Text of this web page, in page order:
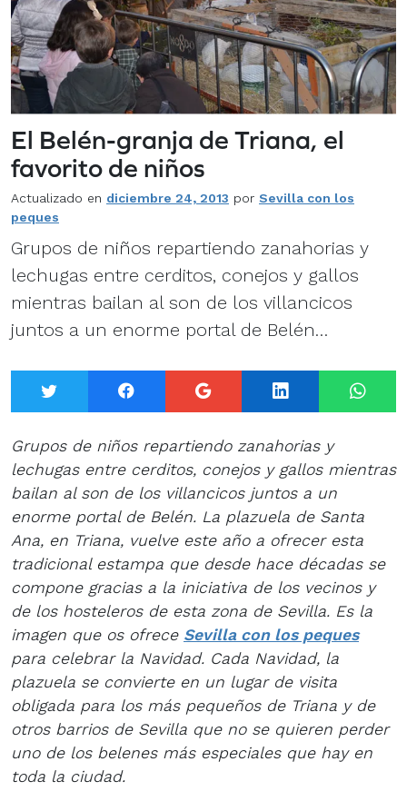
El Belén-granja de Triana, el
favorito de niños
Actualizado en diciembre 24, 2013 por Sevilla con los
peques
Grupos de niños repartiendo zanahorias y
lechugas entre cerditos, conejos y gallos
mientras bailan al son de los villancicos
juntos a un enorme portal de Belén…
Twitter Facebook Google+ LinkedIn
Grupos de niños repartiendo zanahorias y
lechugas entre cerditos, conejos y gallos mientras
bailan al son de los villancicos juntos a un
enorme portal de Belén. La plazuela de Santa
Ana, en Triana, vuelve este año a ofrecer esta
tradicional estampa que desde hace décadas se
compone gracias a la iniciativa de los vecinos y
de los hosteleros de esta zona de Sevilla. Es la
imagen que os ofrece Sevilla con los peques
para celebrar la Navidad. Cada Navidad, la
plazuela se convierte en un lugar de visita
obligada para los más pequeños de Triana y de
otros barrios de Sevilla que no se quieren perder
uno de los belenes más especiales que hay en
toda la ciudad.